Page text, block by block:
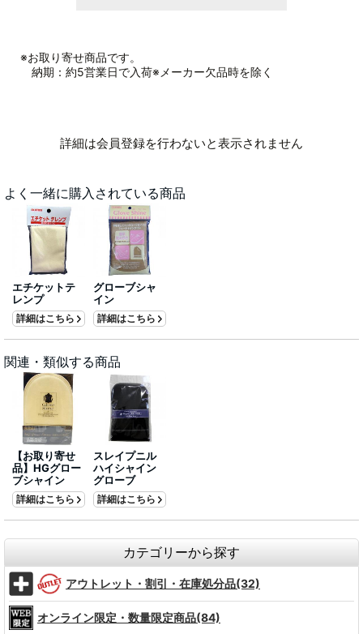
※お取り寄せ商品です。
納期：約5営業日で入荷※メーカー欠品時を除く
詳細は会員登録を行わないと表示されません
よく一緒に購入されている商品
エチケットテ
レンプ
詳細はこちら
グローブシャ
イン
詳細はこちら
関連・類似する商品
【お取り寄せ
品】HGグロー
ブシャイン
詳細はこちら
スレイプニル
ハイシャイン
グローブ
詳細はこちら
カテゴリーから探す
アウトレット・割引・在庫処分品(32)
オンライン限定・数量限定商品(84)